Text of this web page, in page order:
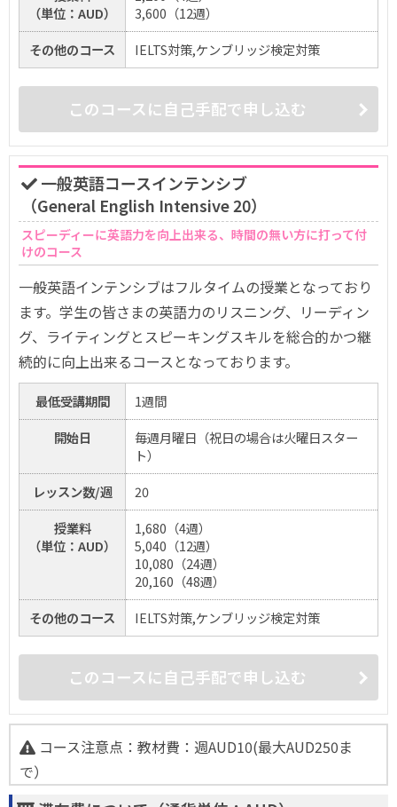
（単位：AUD）
3,600（12週）
その他のコース
IELTS対策,ケンブリッジ検定対策
このコースに自己手配で申し込む
一般英語コースインテンシブ
（General English Intensive 20）
スピーディーに英語力を向上出来る、時間の無い方に打って付
けのコース
一般英語インテンシブはフルタイムの授業となっており
ます。学生の皆さまの英語力のリスニング、リーディン
グ、ライティングとスピーキングスキルを総合的かつ継
続的に向上出来るコースとなっております。
最低受講期間
1週間
開始日
毎週月曜日（祝日の場合は火曜日スター
ト）
レッスン数/週
20
授業料
（単位：AUD）
1,680（4週）
5,040（12週）
10,080（24週）
20,160（48週）
その他のコース
IELTS対策,ケンブリッジ検定対策
このコースに自己手配で申し込む
コース注意点：教材費：週AUD10(最大AUD250ま
で）